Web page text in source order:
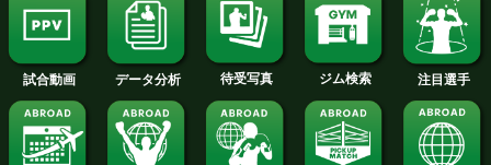
吉原シュウ 選手名鑑へ
多那賀 健太 選手名鑑へ